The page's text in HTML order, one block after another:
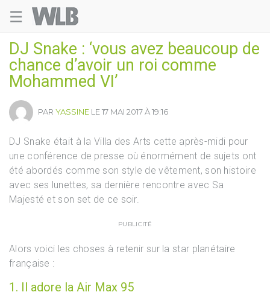
☰
DJ Snake : ‘vous avez beaucoup de
chance d’avoir un roi comme
Mohammed VI’
PAR YASSINE LE 17 MAI 2017 À 19:16
DJ Snake était à la Villa des Arts cette après-midi pour
une conférence de presse où énormément de sujets ont
été abordés comme son style de vêtement, son histoire
avec ses lunettes, sa dernière rencontre avec Sa
Majesté et son set de ce soir.
PUBLICITÉ
Alors voici les choses à retenir sur la star planétaire
française :
1. Il adore la Air Max 95